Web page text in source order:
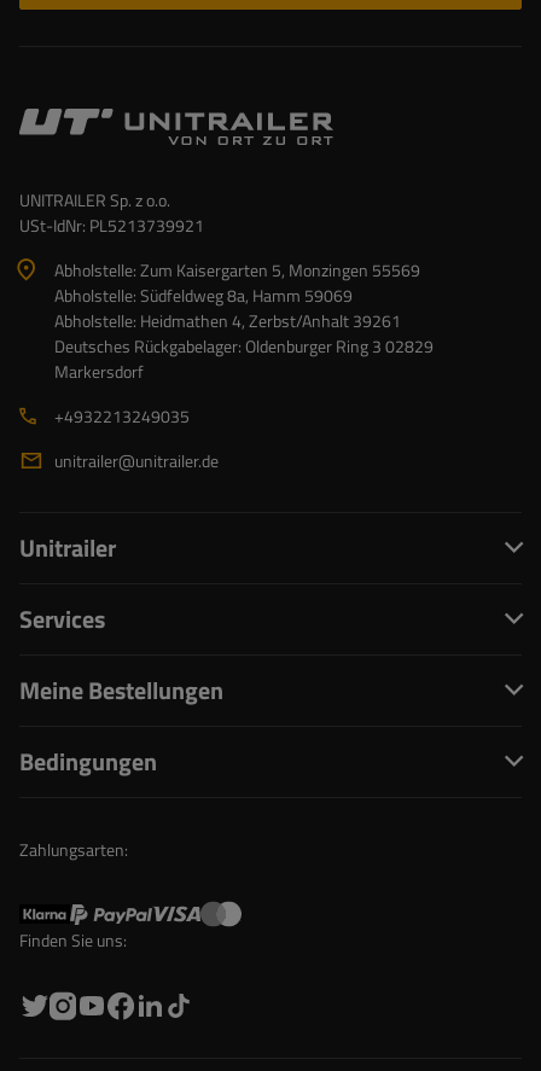
UNITRAILER Sp. z o.o.
USt-IdNr: PL5213739921
Abholstelle: Zum Kaisergarten 5, Monzingen 55569
Abholstelle: Südfeldweg 8a, Hamm 59069
Abholstelle: Heidmathen 4, Zerbst/Anhalt 39261
Deutsches Rückgabelager: Oldenburger Ring 3 02829
Markersdorf
+4932213249035
unitrailer@unitrailer.de
Unitrailer
Services
Meine Bestellungen
Bedingungen
Zahlungsarten:
Finden Sie uns: